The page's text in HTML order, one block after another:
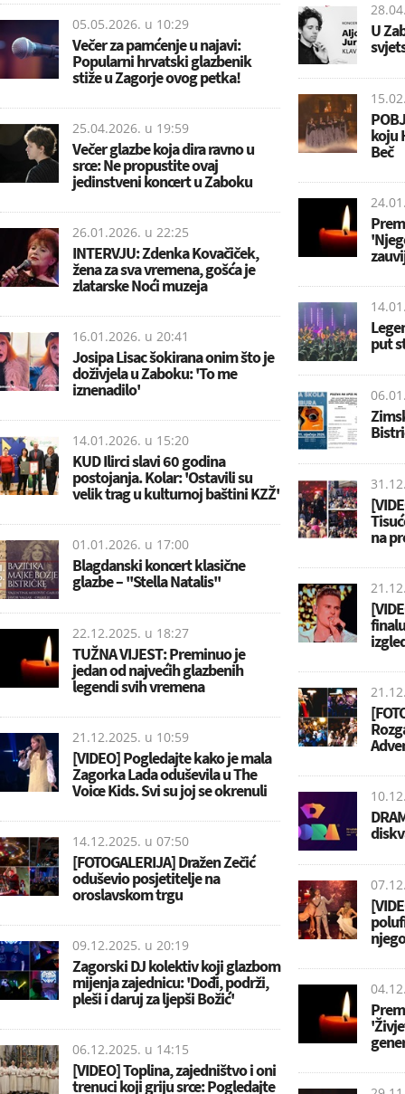
05.05.2026. u 10:29
Večer za pamćenje u najavi:
Popularni hrvatski glazbenik
stiže u Zagorje ovog petka!
25.04.2026. u 19:59
Večer glazbe koja dira ravno u
srce: Ne propustite ovaj
jedinstveni koncert u Zaboku
26.01.2026. u 22:25
INTERVJU: Zdenka Kovačiček,
žena za sva vremena, gošća je
zlatarske Noći muzeja
16.01.2026. u 20:41
Josipa Lisac šokirana onim što je
doživjela u Zaboku: 'To me
iznenadilo'
14.01.2026. u 15:20
KUD Ilirci slavi 60 godina
postojanja. Kolar: 'Ostavili su
velik trag u kulturnoj baštini KZŽ'
01.01.2026. u 17:00
Blagdanski koncert klasične
glazbe – ''Stella Natalis''
22.12.2025. u 18:27
TUŽNA VIJEST: Preminuo je
jedan od najvećih glazbenih
legendi svih vremena
21.12.2025. u 10:59
[VIDEO] Pogledajte kako je mala
Zagorka Lada oduševila u The
Voice Kids. Svi su joj se okrenuli
14.12.2025. u 07:50
[FOTOGALERIJA] Dražen Zečić
oduševio posjetitelje na
oroslavskom trgu
09.12.2025. u 20:19
Zagorski DJ kolektiv koji glazbom
mijenja zajednicu: 'Dođi, podrži,
pleši i daruj za ljepši Božić'
06.12.2025. u 14:15
[VIDEO] Toplina, zajedništvo i oni
trenuci koji griju srce: Pogledajte
U
koju
Beč
put
na